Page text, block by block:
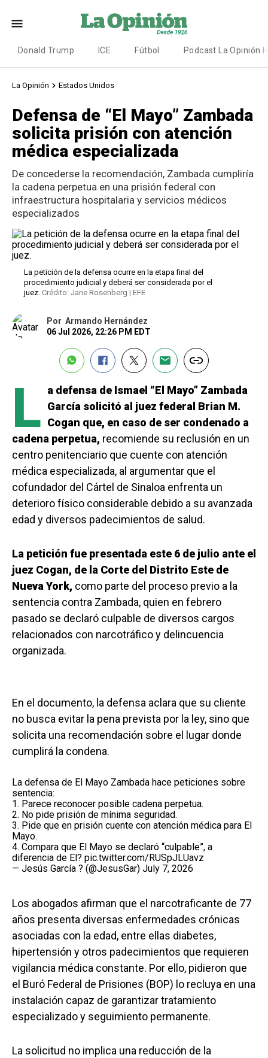
Donald Trump ICE Fútbol Podcast La Opinión
La Opinión Estados Unidos
Defensa de “El Mayo” Zambada
solicita prisión con atención
médica especializada
De concederse la recomendación, Zambada cumpliría
la cadena perpetua en una prisión federal con
infraestructura hospitalaria y servicios médicos
especializados
La petición de la defensa ocurre en la etapa final del
procedimiento judicial y deberá ser considerada por el
juez. Crédito: Jane Rosenberg | EFE
Por Armando Hernández
06 Jul 2026, 22:26 PM EDT
L a defensa de Ismael “El Mayo” Zambada
García solicitó al juez federal Brian M.
Cogan que, en caso de ser condenado a
cadena perpetua, recomiende su reclusión en un
centro penitenciario que cuente con atención
médica especializada, al argumentar que el
cofundador del Cártel de Sinaloa enfrenta un
deterioro físico considerable debido a su avanzada
edad y diversos padecimientos de salud.
La petición fue presentada este 6 de julio ante el
juez Cogan, de la Corte del Distrito Este de
Nueva York, como parte del proceso previo a la
sentencia contra Zambada, quien en febrero
pasado se declaró culpable de diversos cargos
relacionados con narcotráfico y delincuencia
organizada.
En el documento, la defensa aclara que su cliente
no busca evitar la pena prevista por la ley, sino que
solicita una recomendación sobre el lugar donde
cumplirá la condena.
La defensa de El Mayo Zambada hace peticiones sobre
sentencia:
1. Parece reconocer posible cadena perpetua.
2. No pide prisión de mínima seguridad.
3. Pide que en prisión cuente con atención médica para El
Mayo.
4. Compara que El Mayo se declaró “culpable”, a
diferencia de El? pic.twitter.com/RUSpJLUavz
— Jesús García ? (@JesusGar) July 7, 2026
Los abogados afirman que el narcotraficante de 77
años presenta diversas enfermedades crónicas
asociadas con la edad, entre ellas diabetes,
hipertensión y otros padecimientos que requieren
vigilancia médica constante. Por ello, pidieron que
el Buró Federal de Prisiones (BOP) lo recluya en una
instalación capaz de garantizar tratamiento
especializado y seguimiento permanente.
La solicitud no implica una reducción de la